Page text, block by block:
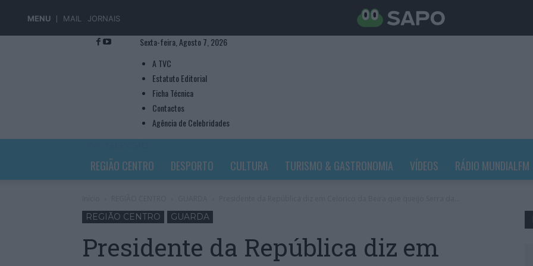
MENU MAIL JORNAIS
Sexta-feira, Agosto 7, 2026
A TVC
Estatuto Editorial
Ficha Técnica
Contactos
Agência de Celebridades
REGIÃO CENTRO DESPORTO CULTURA TURISMO & GASTRONOMIA VÍDEOS RÁDIO MUNDIALFM
REGIÃO CENTRO GUARDA
Presidente da República diz em